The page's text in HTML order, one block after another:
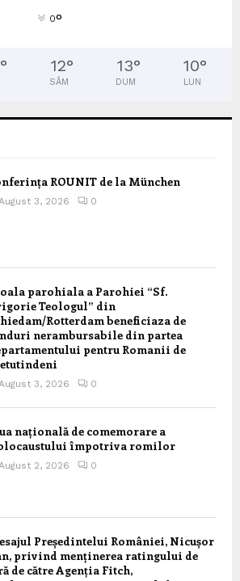
0°
° 12°
SÂM
13°
DUM
10°
LUN
ROUNIT de la München
3, 2026 0
parohiala a Parohiei “Sf.
Teologul” din
Rotterdam beneficiaza de
nerambursabile din partea
pentru Romanii de
3, 2026 0
națională de comemorare a
împotriva romilor
2, 2026 0
Președintelui României, Nicușor
privind menținerea ratingului de
de către Agenția Fitch,